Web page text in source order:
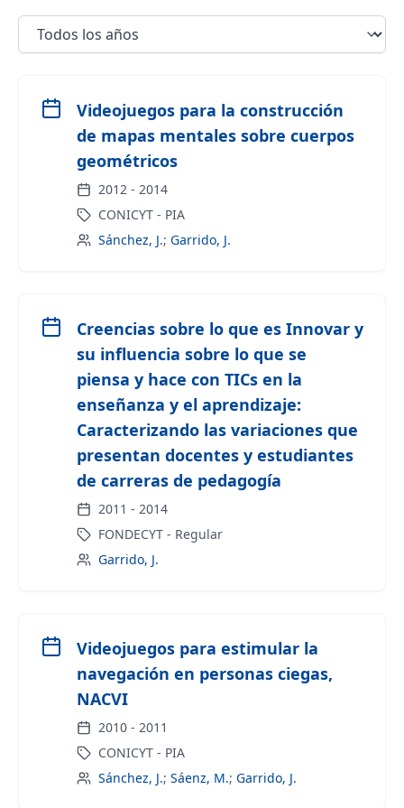
Videojuegos para la construcción
de mapas mentales sobre cuerpos
geométricos
2012 - 2014
CONICYT - PIA
Sánchez, J.; Garrido, J.
Creencias sobre lo que es Innovar y
su influencia sobre lo que se
piensa y hace con TICs en la
enseñanza y el aprendizaje:
Caracterizando las variaciones que
presentan docentes y estudiantes
de carreras de pedagogía
2011 - 2014
FONDECYT - Regular
Garrido, J.
Videojuegos para estimular la
navegación en personas ciegas,
NACVI
2010 - 2011
CONICYT - PIA
Sánchez, J.; Sáenz, M.; Garrido, J.